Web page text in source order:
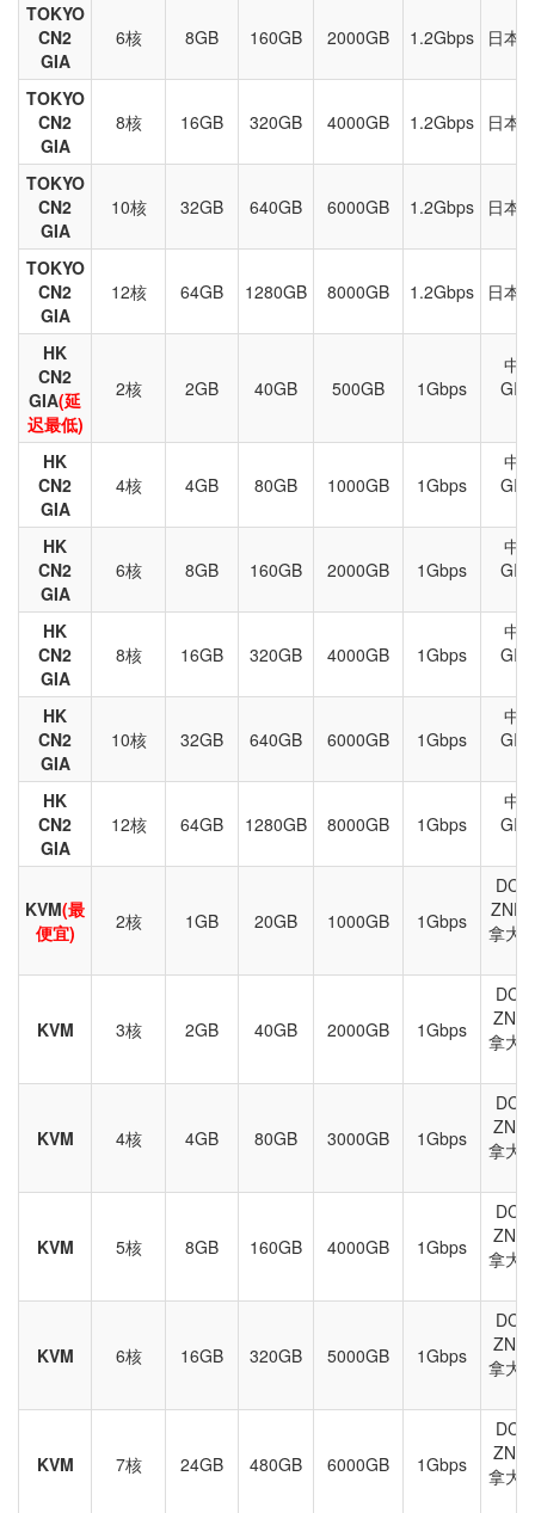
TOKYO
CN2
GIA
6核 8GB 160GB 2000GB 1.2Gbps 日本
TOKYO
CN2
GIA
8核 16GB 320GB 4000GB 1.2Gbps 日本
TOKYO
CN2
GIA
10核 32GB 640GB 6000GB 1.2Gbps 日本
TOKYO
CN2
GIA
12核 64GB 1280GB 8000GB 1.2Gbps 日本
HK
CN2
GIA(延
迟最低)
2核 2GB 40GB 500GB 1Gbps
中
GIA
HK
CN2
GIA
4核 4GB 80GB 1000GB 1Gbps
中
GIA
HK
CN2
GIA
6核 8GB 160GB 2000GB 1Gbps
中
GIA
HK
CN2
GIA
8核 16GB 320GB 4000GB 1Gbps
中
GIA
HK
CN2
GIA
10核 32GB 640GB 6000GB 1Gbps
中
GIA
HK
CN2
GIA
12核 64GB 1280GB 8000GB 1Gbps
中
GIA
KVM(最
便宜)
2核 1GB 20GB 1000GB 1Gbps
DC3
拿大
KVM 3核 2GB 40GB 2000GB 1Gbps
DC3
拿大
KVM 4核 4GB 80GB 3000GB 1Gbps
DC3
拿大
KVM 5核 8GB 160GB 4000GB 1Gbps
DC3
拿大
KVM 6核 16GB 320GB 5000GB 1Gbps
DC3
拿大
KVM 7核 24GB 480GB 6000GB 1Gbps
DC3
拿大